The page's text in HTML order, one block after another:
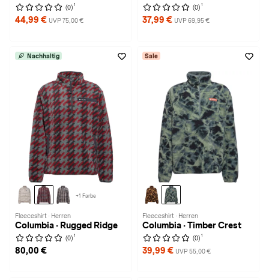
(0) 1
44,99 € UVP 75,00 €
(0) 1
37,99 € UVP 69,95 €
Nachhaltig
+1 Farbe
Fleeceshirt · Herren
Columbia · Rugged Ridge
(0) 1
80,00 €
Sale
Fleeceshirt · Herren
Columbia · Timber Crest
(0) 1
39,99 € UVP 55,00 €